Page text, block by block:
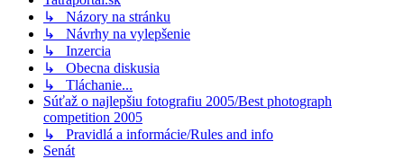
↳ Názory na stránku
↳ Návrhy na vylepšenie
↳ Inzercia
↳ Obecna diskusia
↳ Tláchanie...
Súťaž o najlepšiu fotografiu 2005/Best photograph
competition 2005
↳ Pravidlá a informácie/Rules and info
Senát